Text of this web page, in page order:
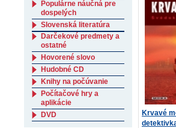
Krvavé
Populárne náučná pre
dospelých
Slovenská literatúra
Darčekové predmety a
ostatné
Hovorené slovo
Hudobné CD
Knihy na počúvanie
Počítačové hry a
aplikácie
DVD